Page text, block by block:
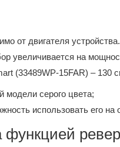
от двигателя устройства.
увеличивается на
(33489WP-15FAR) – 130
модели серого цвета;
использовать его на